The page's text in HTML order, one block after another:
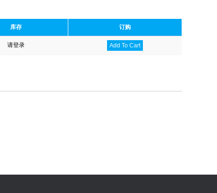
库存 订购
请登录 Add To Cart